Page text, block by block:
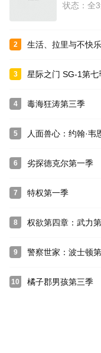
·艾莉森 Patricia Allis
。
滩上一家新开张的豪华饭店
状态：全
2 生活、拉里与不快乐的追
3 星际之门 SG-1第七
4 毒海狂涛第三季
5 人面兽心：约翰·韦
6 劣探德克尔第一季
7 特权第一季
8 权欲第四章：武力
9 警察世家：波士顿
10 橘子郡男孩第三季